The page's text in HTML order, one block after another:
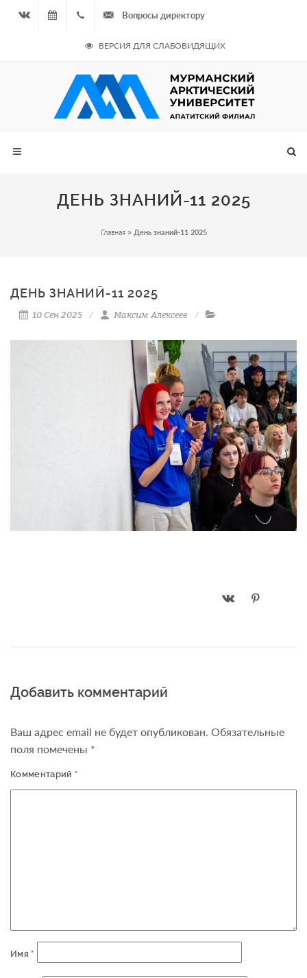
07.08.2026
- Чётная
неделя
964
687
Вопросы директору
ВЕРСИЯ ДЛЯ СЛАБОВИДЯЩИХ
ДЕНЬ ЗНАНИЙ-11 2025
Главная» День знаний-11 2025
ДЕНЬ ЗНАНИЙ-11 2025
10 Сен 2025 Максим Алексеев
Добавить комментарий
Ваш адрес email не будет опубликован. Обязательные
поля помечены *
Комментарий *
Имя *